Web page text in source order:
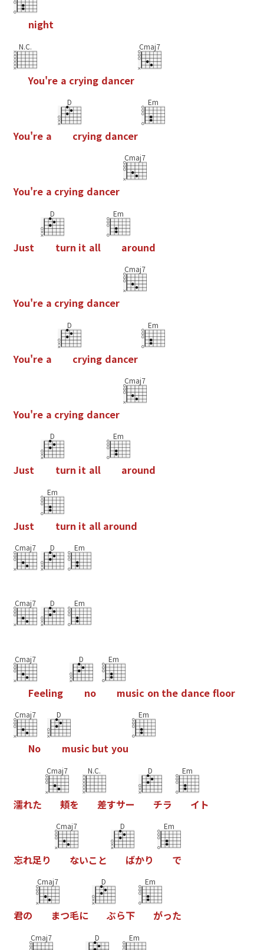
night
N.C.
You're a crying dancer
Cmaj7
You're a
D
crying dancer
Em
You're a crying dancer
Cmaj7
Just
D
turn it all
Em
around
You're a crying dancer
Cmaj7
You're a
D
crying dancer
Em
You're a crying dancer
Cmaj7
Just
D
turn it all
Em
around
Just
Em
turn it all around
Cmaj7 D Em
Cmaj7 D Em
Cmaj7
Feeling
D
no
Em
music on the dance foor
Cmaj7
No
D
music but you
Em
濡れた
Cmaj7
頬を
N.C.
差すサー
D
チラ
Em
イ ト
忘れ足り
Cmaj7
ないこ と
D
ばかり
Em
で
君の
Cmaj7
まつ毛に
D
ぶら下
Em
がった
Cmaj7 D Em